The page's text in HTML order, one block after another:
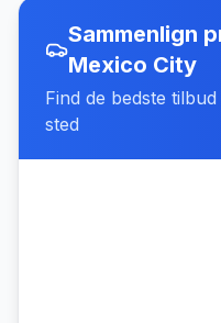
Sammenlign
Mexico City
Find de bedste
sted